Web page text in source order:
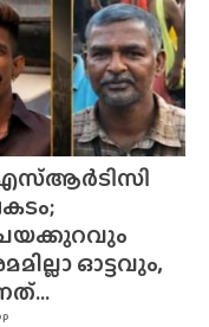
ഓട്ടവും,